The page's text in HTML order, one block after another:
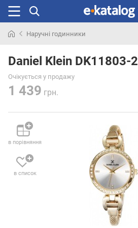
раніше
Наручні годинники
Daniel Klein DK11803-2
Очікується у продажу
1 439 грн.
в порівняння
в список